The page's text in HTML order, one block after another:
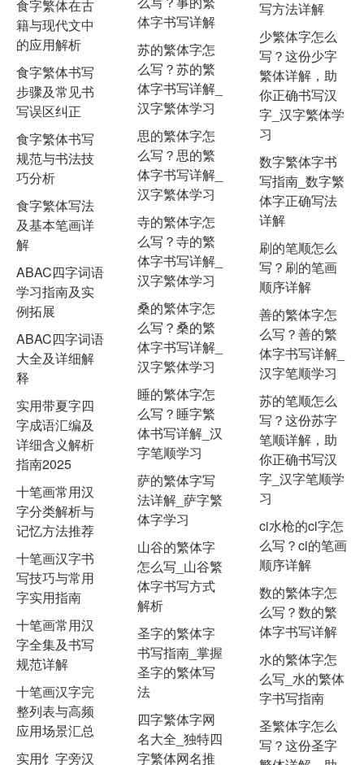
食字繁体在古
籍与现代文中
的应用解析
食字繁体书写
步骤及常见书
写误区纠正
食字繁体书写
规范与书法技
巧分析
食字繁体写法
及基本笔画详
解
ABAC四字词语
学习指南及实
例拓展
ABAC四字词语
大全及详细解
释
实用带夏字四
字成语汇编及
详细含义解析
指南2025
十笔画常用汉
字分类解析与
记忆方法推荐
十笔画汉字书
写技巧与常用
字实用指南
十笔画常用汉
字全集及书写
规范详解
十笔画汉字完
整列表与高频
应用场景汇总
实用饣字旁汉
体字书写详解
苏的繁体字怎
么写？苏的繁
体字书写详解_
汉字繁体学习
思的繁体字怎
么写？思的繁
体字书写详解_
汉字繁体学习
寺的繁体字怎
么写？寺的繁
体字书写详解_
汉字繁体学习
桑的繁体字怎
么写？桑的繁
体字书写详解_
汉字繁体学习
睡的繁体字怎
么写？睡字繁
体书写详解_汉
字笔顺学习
萨的繁体字写
法详解_萨字繁
体字学习
山谷的繁体字
怎么写_山谷繁
体字书写方式
解析
圣字的繁体字
书写指南_掌握
圣字的繁体写
法
四字繁体字网
名大全_独特四
字繁体网名推
写方法详解
少繁体字怎么
写？这份少字
繁体详解，助
你正确书写汉
字_汉字繁体学
习
数字繁体字书
写指南_数字繁
体字正确写法
详解
刷的笔顺怎么
写？刷的笔画
顺序详解
善的繁体字怎
么写？善的繁
体字书写详解_
汉字笔顺学习
苏的笔顺怎么
写？这份苏字
笔顺详解，助
你正确书写汉
字_汉字笔顺学
习
ci水枪的ci字怎
么写？ci的笔画
顺序详解
数的繁体字怎
么写？数的繁
体字书写详解
水的繁体字怎
么写_水的繁体
字书写指南
圣繁体字怎么
写？这份圣字